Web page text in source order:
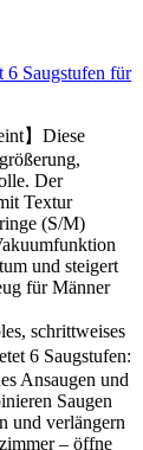
6 Saugstufen für
】Diese
Der
Textur
(S/M)
und steigert
für Männer
schrittweises
6 Saugstufen:
Ansaugen und
Saugen
und verlängern
– öffne